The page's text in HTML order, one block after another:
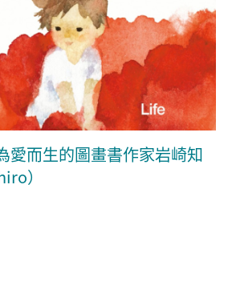
愛而生的圖畫書作家岩崎知
）